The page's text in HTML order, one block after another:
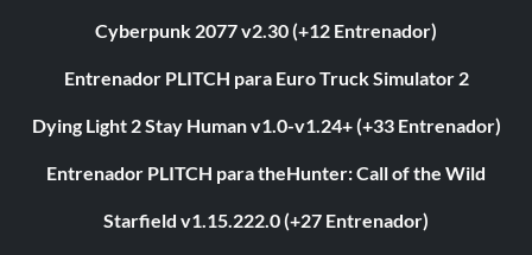
Cyberpunk 2077 v2.30 (+12 Entrenador)
Entrenador PLITCH para Euro Truck Simulator 2
Dying Light 2 Stay Human v1.0-v1.24+ (+33 Entrenador)
Entrenador PLITCH para theHunter: Call of the Wild
Starfield v1.15.222.0 (+27 Entrenador)